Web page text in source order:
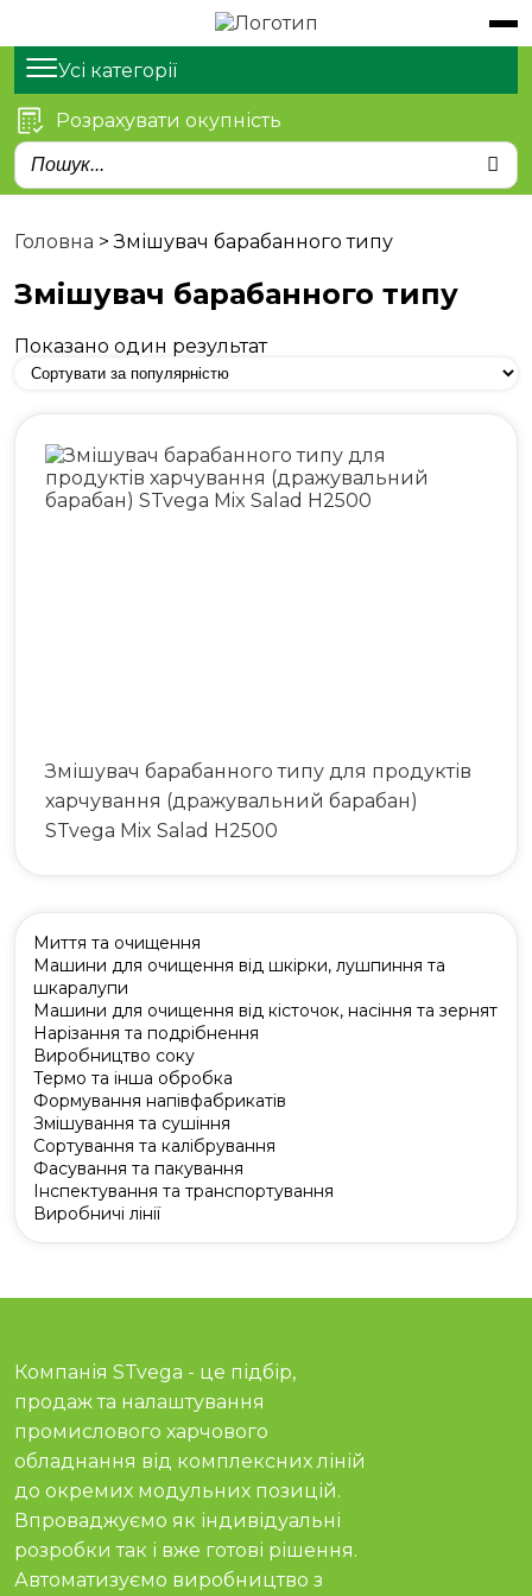
Обладнання
Послуги
Про нас
Контакти
м. Київ, просп. Степана
Бандери 21
Усі категорії
Розрахувати окупність
Головна >Змішувач барабанного типу
Змішувач барабанного типу
Показано один результат
Змішувач барабанного типу для продуктів
харчування (дражувальний барабан)
STvega Mix Salad H2500
Миття та очищення
Машини для очищення від шкірки, лушпиння та
шкаралупи
Машини для очищення від кісточок, насіння та зернят
Нарізання та подрібнення
Виробництво соку
Термо та інша обробка
Формування напівфабрикатів
Змішування та сушіння
Сортування та калібрування
Фасування та пакування
Інспектування та транспортування
Виробничі лінії
Компанія STvega - це підбір,
продаж та налаштування
промислового харчового
обладнання від комплексних ліній
до окремих модульних позицій.
Впроваджуємо як індивідуальні
розробки так і вже готові рішення.
Автоматизуємо виробництво з